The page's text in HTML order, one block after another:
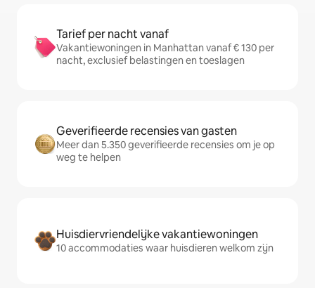
Tarief per nacht vanaf
Vakantiewoningen in Manhattan vanaf € 130 per
nacht, exclusief belastingen en toeslagen
Geverifieerde recensies van gasten
Meer dan 5.350 geverifieerde recensies om je op
weg te helpen
Huisdiervriendelijke vakantiewoningen
10 accommodaties waar huisdieren welkom zijn